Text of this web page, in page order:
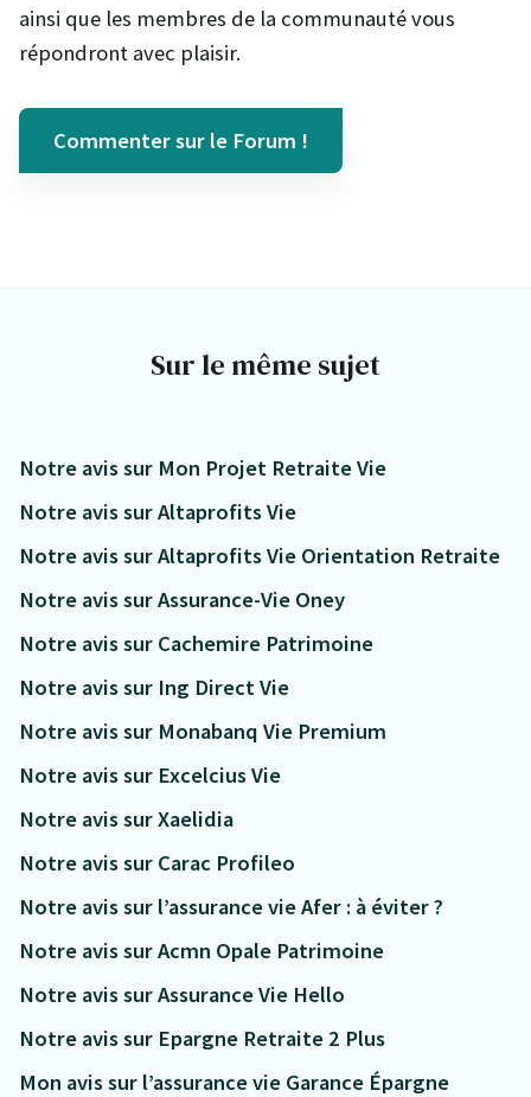
ainsi que les membres de la communauté vous
répondront avec plaisir.
Commenter sur le Forum !
Sur le même sujet
Notre avis sur Mon Projet Retraite Vie
Notre avis sur Altaprofits Vie
Notre avis sur Altaprofits Vie Orientation Retraite
Notre avis sur Assurance-Vie Oney
Notre avis sur Cachemire Patrimoine
Notre avis sur Ing Direct Vie
Notre avis sur Monabanq Vie Premium
Notre avis sur Excelcius Vie
Notre avis sur Xaelidia
Notre avis sur Carac Profileo
Notre avis sur l’assurance vie Afer : à éviter ?
Notre avis sur Acmn Opale Patrimoine
Notre avis sur Assurance Vie Hello
Notre avis sur Epargne Retraite 2 Plus
Mon avis sur l’assurance vie Garance Épargne